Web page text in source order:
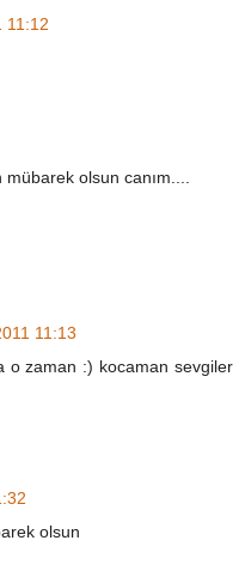
11:12
olsun canım....
11:13
o zaman :) kocaman sevgiler
olsun